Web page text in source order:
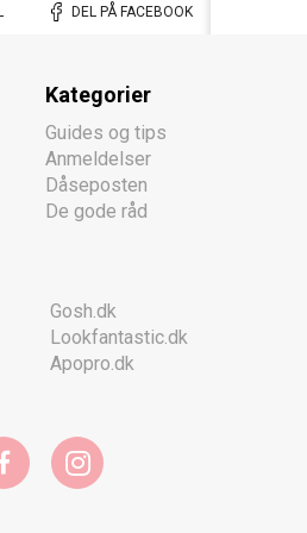
DEL PÅ FACEBOOK
Kategorier
Guides og tips
Anmeldelser
Dåseposten
De gode råd
Gosh.dk
Lookfantastic.dk
Apopro.dk